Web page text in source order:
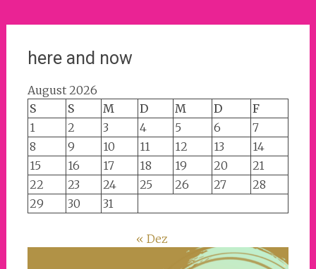
here and now
August 2026
S
S M D M D
F
1
2 3 4 5 6
7
8
9 10 11 12 13
14
15
16 17 18 19 20
21
22
23 24 25 26 27
28
29
30 31
« Dez